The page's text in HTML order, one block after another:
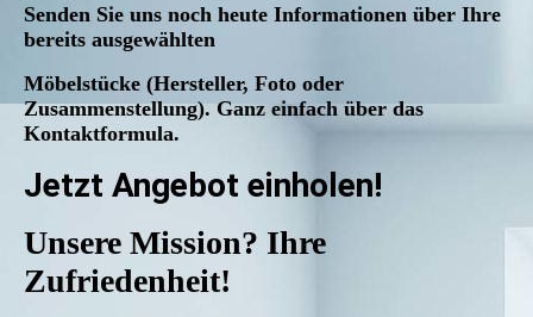
Senden Sie uns noch heute Informationen über Ihre
bereits ausgewählten
Möbelstücke (Hersteller, Foto oder
Zusammenstellung). Ganz einfach über das
Kontaktformula.
Jetzt Angebot einholen!
Unsere Mission? Ihre
Zufriedenheit!